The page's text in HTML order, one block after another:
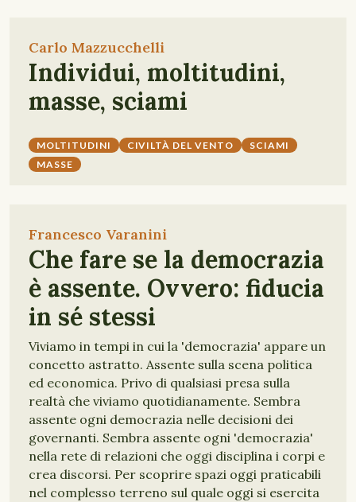
Carlo Mazzucchelli
Individui, moltitudini,
masse, sciami
MOLTITUDINI CIVILTÀ DEL VENTO
SCIAMI
MASSE
Francesco Varanini
Che fare se la democrazia
è assente. Ovvero: fiducia
in sé stessi
Viviamo in tempi in cui la 'democrazia' appare un
concetto astratto. Assente sulla scena politica
ed economica. Privo di qualsiasi presa sulla
realtà che viviamo quotidianamente. Sembra
assente ogni democrazia nelle decisioni dei
governanti. Sembra assente ogni 'democrazia'
nella rete di relazioni che oggi disciplina i corpi e
crea discorsi. Per scoprire spazi oggi praticabili
nel complesso terreno sul quale oggi si esercita